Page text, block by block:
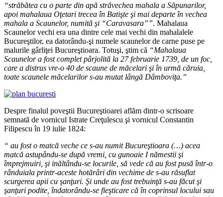
“străbătea cu o parte din apă străvechea mahala a Săpunarilor,
apoi mahalaua Oţetari trecea în Batişte şi mai departe în vechea
mahala a Scaunelor, numită şi “Caravasara””. Mahalaua
Scaunelor vechi era una dintre cele mai vechi din mahalalele
Bucureştilor, ea datorându-şi numele scaunelor de carne puse pe
malurile gârliţei Bucureştioara. Totuşi, ştim că “Mahalaua
Scaunelor a fost complet pârjolită la 27 februarie 1739, de un foc,
care a distrus vre-o 40 de scaune de măcelari şi în urmă căruia,
toate scaunele măcelarilor s-au mutat lângă Dâmboviţa.”
Despre finalul poveştii Bucureştioarei aflăm dintr-o scrisoare
semnată de vornicul Istrate Creţulescu şi vornicul Constantin
Filipescu în 19 iulie 1824:
“ au fost o matcă veche ce s-au numit Bucureştioara (…) acea
matcă astupându-se după vremi, cu gunoaie I nămestii şi
împrejmuiri, şi inăltându-se locurile, să vede că au fost pusă într-o
rânduiala printr-aceste hotărâri din vechime de s-au răsuflat
scurgerea apii cu şanţuri. Şi unde au fost trebuinţă s-au făcut şi
şanţuri podite, îndatorându-se fieşticare că în coprinsul locului sau